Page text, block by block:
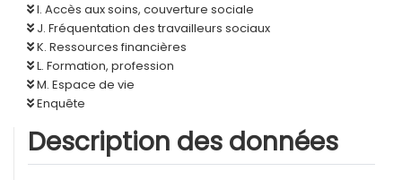
I. Accès aux soins, couverture sociale
J. Fréquentation des travailleurs sociaux
K. Ressources financières
L. Formation, profession
M. Espace de vie
Enquête
Description des données